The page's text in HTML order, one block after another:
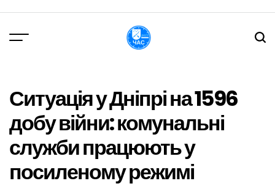
вмісту
Ситуація у Дніпрі на 1596
добу війни: комунальні
служби працюють у
посиленому режимі